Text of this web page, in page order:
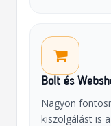
Bolt és
Nagyon
kiszolgálást is